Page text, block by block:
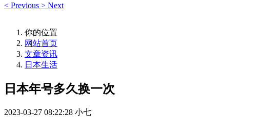
< Previous > Next
你的位置
网站首页
文章资讯
日本生活
日本年号多久换一次
2023-03-27 08:22:28 小七